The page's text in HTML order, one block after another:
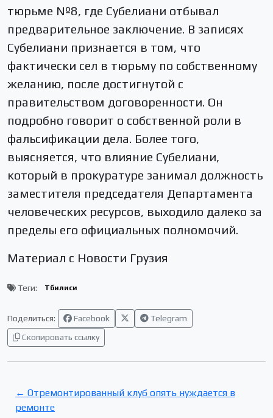
тюрьме №8, где Субелиани отбывал
предварительное заключение. В записях
Субелиани признается в том, что
фактически сел в тюрьму по собственному
желанию, после достигнутой с
правительством договоренности. Он
подробно говорит о собственной роли в
фальсификации дела. Более того,
выясняется, что влияние Субелиани,
который в прокуратуре занимал должность
заместителя председателя Департамента
человеческих ресурсов, выходило далеко за
пределы его официальных полномочий.
Материал с Новости Грузия
Теги: Тбилиси
Поделиться: Facebook
Telegram
Скопировать ссылку
← Отремонтированный клуб опять нуждается в
ремонте